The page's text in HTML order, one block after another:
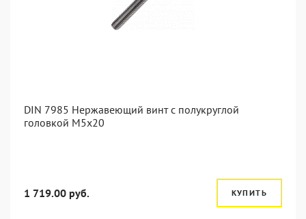
DIN 7985 Нержавеющий винт с полукруглой
головкой М5х20
1 719.00 руб. КУПИТЬ